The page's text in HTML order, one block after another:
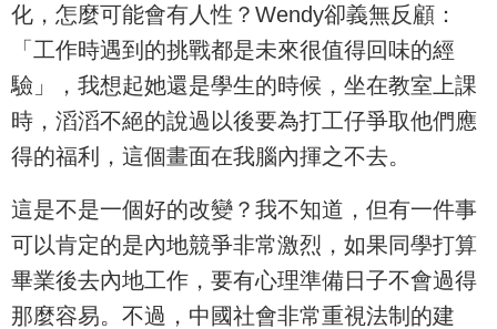
化，怎麼可能會有人性？Wendy卻義無反顧：
「工作時遇到的挑戰都是未來很值得回味的經
驗」，我想起她還是學生的時候，坐在教室上課
時，滔滔不絕的說過以後要為打工仔爭取他們應
得的福利，這個畫面在我腦內揮之不去。
這是不是一個好的改變？我不知道，但有一件事
可以肯定的是內地競爭非常激烈，如果同學打算
畢業後去內地工作，要有心理準備日子不會過得
那麼容易。不過，中國社會非常重視法制的建